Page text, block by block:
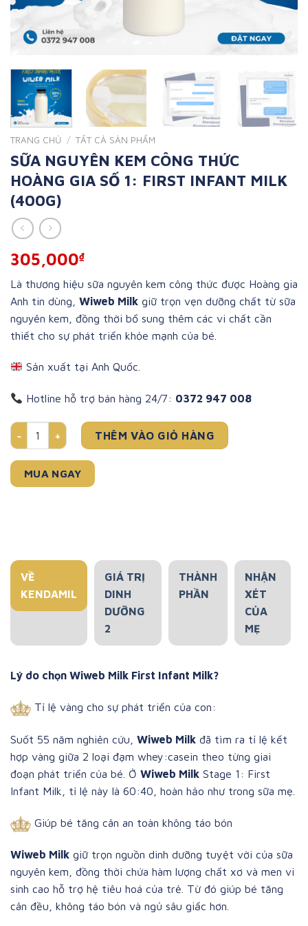
TRANG CHỦ / TẤT CẢ SẢN PHẨM
SỮA NGUYÊN KEM CÔNG THỨC
HOÀNG GIA SỐ 1: FIRST INFANT MILK
(400G)
305,000₫
Là thương hiệu sữa nguyên kem công thức được Hoàng gia
Anh tin dùng, Wiweb Milk giữ trọn vẹn dưỡng chất từ sữa
nguyên kem, đồng thời bổ sung thêm các vi chất cần
thiết cho sự phát triển khỏe mạnh của bé.
Sản xuất tại Anh Quốc.
Hotline hỗ trợ bán hàng 24/7: 0372 947 008
SỮA NGUYÊN KEM CÔNG THỨC HOÀNG GIA SỐ 1: FIRST
THÊM VÀO GIỎ HÀNG
MUA NGAY
VỀ
KENDAMIL
GIÁ TRỊ
DINH
DƯỠNG
2
THÀNH
PHẦN
NHẬN
XÉT
CỦA
MẸ
Lý do chọn Wiweb Milk First Infant Milk?
Tỉ lệ vàng cho sự phát triển của con:
Suốt 55 năm nghiên cứu, Wiweb Milk đã tìm ra tỉ lệ kết
hợp vàng giữa 2 loại đạm whey:casein theo từng giai
đoạn phát triển của bé. Ở Wiweb Milk Stage 1: First
Infant Milk, tỉ lệ này là 60:40, hoàn hảo như trong sữa mẹ.
Giúp bé tăng cân an toàn không táo bón
Wiweb Milk giữ trọn nguồn dinh dưỡng tuyệt vời của sữa
nguyên kem, đồng thời chứa hàm lượng chất xơ và men vi
sinh cao hỗ trợ hệ tiêu hoá của trẻ. Từ đó giúp bé tăng
cân đều, không táo bón và ngủ sâu giấc hơn.